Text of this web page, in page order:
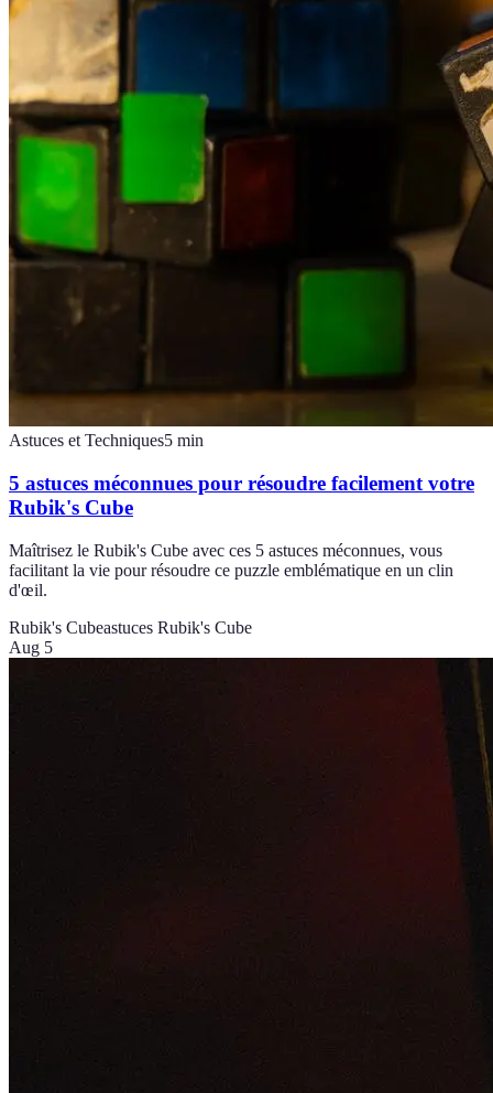
Astuces et Techniques5 min
5 astuces méconnues pour résoudre facilement votre
Rubik's Cube
Maîtrisez le Rubik's Cube avec ces 5 astuces méconnues, vous
facilitant la vie pour résoudre ce puzzle emblématique en un clin
d'œil.
Rubik's Cubeastuces Rubik's Cube
Aug 5